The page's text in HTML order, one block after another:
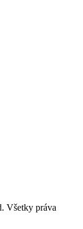
Všetky práva